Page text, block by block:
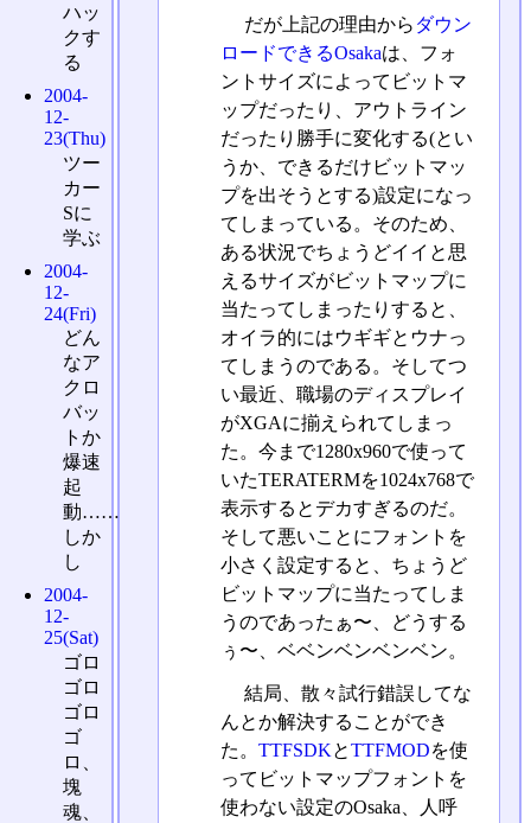
だが上記の理由から ダウン
ロードできるOsakaは、フォ
ントサイズによってビットマ
ップだったり、アウトライン
だったり勝手に変化する(とい
うか、できるだけビットマッ
プを出そうとする)設定になっ
てしまっている。そのため、
ある状況でちょうどイイと思
えるサイズがビットマップに
当たってしまったりすると、
オイラ的にはウギギとウナっ
てしまうのである。そしてつ
い最近、職場のディスプレイ
がXGAに揃えられてしまっ
た。今まで1280x960で使って
いたTERATERMを1024x768で
表示するとデカすぎるのだ。
そして悪いことにフォントを
小さく設定すると、ちょうど
ビットマップに当たってしま
うのであったぁ〜、どうする
ぅ〜、ベベンベンベンベン。
結局、散々試行錯誤してな
んとか解決することができ
た。 TTFSDKとTTFMODを使
ってビットマップフォントを
使わない設定のOsaka、人呼
ハッ
クす
る
2004-
12-
23(Thu)
ツー
カー
Sに
学ぶ
2004-
12-
24(Fri)
どん
なア
クロ
バッ
トか
爆速
起
動……
しか
し
2004-
12-
25(Sat)
ゴロ
ゴロ
ゴロ
ゴ
ロ、
塊
魂、